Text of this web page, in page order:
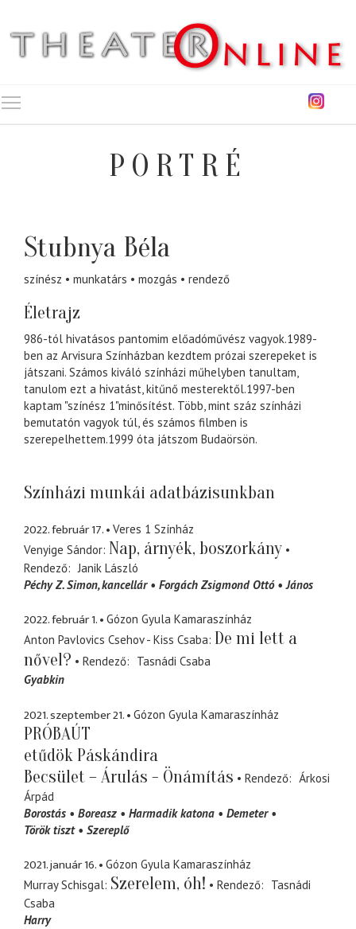
PORTRÉ
Stubnya Béla
színész munkatárs mozgás rendező
Életrajz
986-tól hivatásos pantomim előadóművész vagyok.1989-
ben az Arvisura Színházban kezdtem prózai szerepeket is
játszani. Számos kiváló színházi műhelyben tanultam,
tanulom ezt a hivatást, kitűnő mesterektől.1997-ben
kaptam "színész 1"minősítést. Több, mint száz színházi
bemutatón vagyok túl, és számos filmben is
szerepelhettem.1999 óta játszom Budaörsön.
Színházi munkái adatbázisunkban
2022. február 17.
Veres 1 Színház
Venyige Sándor Nap, árnyék, boszorkány
Rendező
Janik László
Péchy Z. Simon kancellár Forgách Zsigmond Ottó János
2022. február 1.
Gózon Gyula Kamaraszínház
Anton Pavlovics Csehov - Kiss Csaba De mi lett a
nővel?
Rendező
Tasnádi Csaba
Gyabkin
2021. szeptember 21. Gózon Gyula Kamaraszínház
PRÓBAÚT
etűdök Páskándira
Becsület – Árulás - Önámítás
Rendező
Árkosi
Árpád
Borostás
Boreasz Harmadik katona
Demeter
Török tiszt
Szereplő
2021. január 16.
Gózon Gyula Kamaraszínház
Murray Schisgal Szerelem, óh! Rendező
Tasnádi
Csaba
Harry